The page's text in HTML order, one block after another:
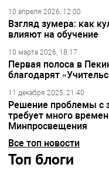
10 апреля 2026, 12:00
Взгляд зумера: как
влияют на обучение
10 марта 2026, 18:17
Первая полоса в
благодарят
11 декабря 2025, 21:40
Решение проблемы с
требует много
Минпросвещения
Все топ новости
Топ блоги